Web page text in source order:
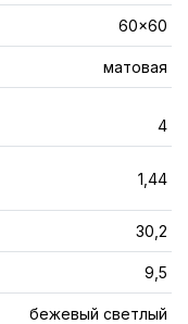
60x60
матовая
4
1,44
30,2
9,5
бежевый светлый